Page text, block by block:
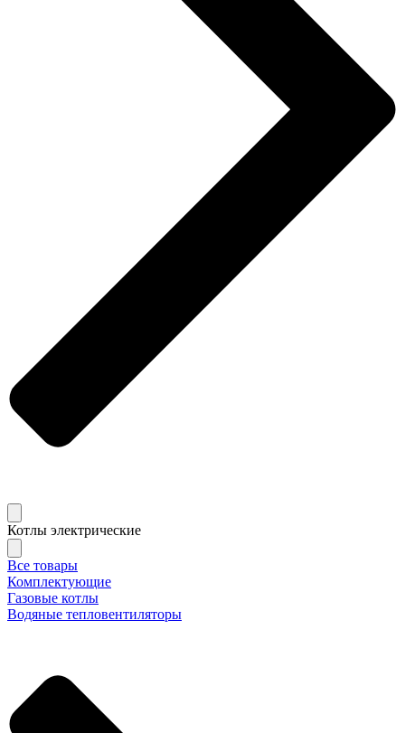
Котлы электрические
Все товары
Комплектующие
Газовые котлы
Водяные тепловентиляторы